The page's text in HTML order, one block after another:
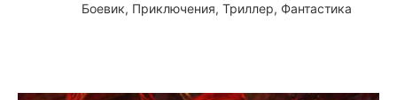
Боевик, Приключения, Триллер, Фантастика